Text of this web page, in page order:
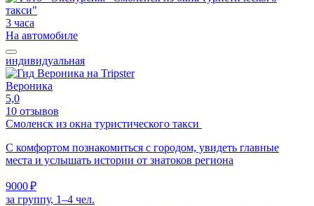
3 часа
На автомобиле
индивидуальная
Вероника
5,0
10 отзывов
Смоленск из окна туристического такси
С комфортом познакомиться с городом, увидеть главные
места и услышать истории от знатоков региона
9000 ₽
за группу, 1–4 чел.